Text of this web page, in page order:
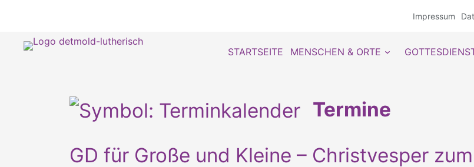
Impressum
STARTSEITE MENSCHEN & ORTE
Termine
GD für Große und Kleine – Christvesper zum